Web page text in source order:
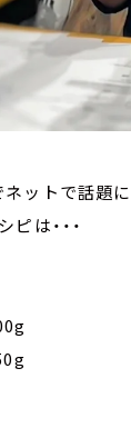
ットで話題に
は・・・